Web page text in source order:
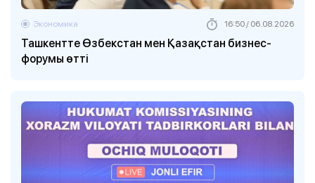
Ташкентте Өзбекстан мен Қазақстан бизнес-
форумы өтті
Экономика 16:50 / 06.08.2026